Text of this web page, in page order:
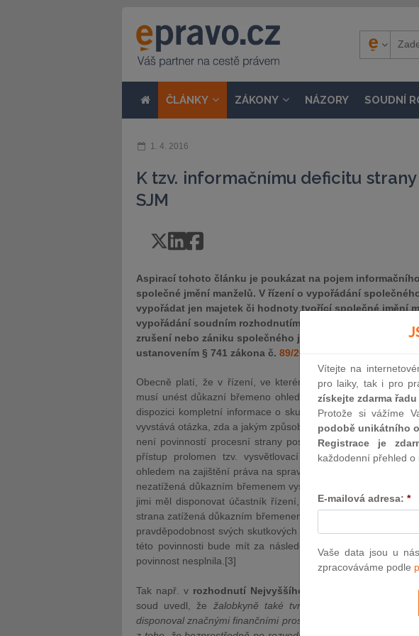
ČLÁNKY ZÁKONY NÁZORY SOUDNÍ
1. 4. 2016
K tzv. informačnímu deficitu
SJM
Aspirací tohoto článku je poukázat na pojem
společné jmění manželů. V řízení o vypořádání
vypořádat jen majetek či hodnoty tvořící společné jmění
vypořádání soudním rozhodnutím do tří let od jeho
zrušení nebo zániku společného jmění manželů k
ustanovením § 741 zákona č. 89/2012
Obecně platí, že v řízení, ve kterém účastník řízení pro
musí unést důkazní břemeno ohledně tvrzených
dispozici kompletní informace o skutečnostech
vyvstává otázka, zda a jakým způsobem může tento účastník
není povinností procesní strany poskytnout důkazní
přístup prolomen tzv. vysvětlovací povinností strany
ohledem na zajištění práva na spravedlivý proces.[2] Na
nezatížená důkazním břemenem vysvětluje skutečnosti, o
jimi měl disponovat účastník řízení, který chce pro sebe
strana zatížená důkazním břemenem přednese alespoň
pravděpodobnost svých skutkových tvrzení, nastupuje
této povinnosti bude mít za následek hodnocení důkazu v
povinnost nesplnila.[3]
Tak např. v rozhodnutí Nejvyššího soudu ČR ze dne 29.
soud uvedl, že žalobkyně také tvrdila, že žalovaný v
disponoval značnými finančními prostředky, patřícími do
Vítejte na
pro laiky, tak i pro
získejte zdarma
Protože si vážíme
podobě unikátního
Registrace je
každodenní přehled o
E-mailová adresa: *
Vaše data jsou u
zpracováváme podle